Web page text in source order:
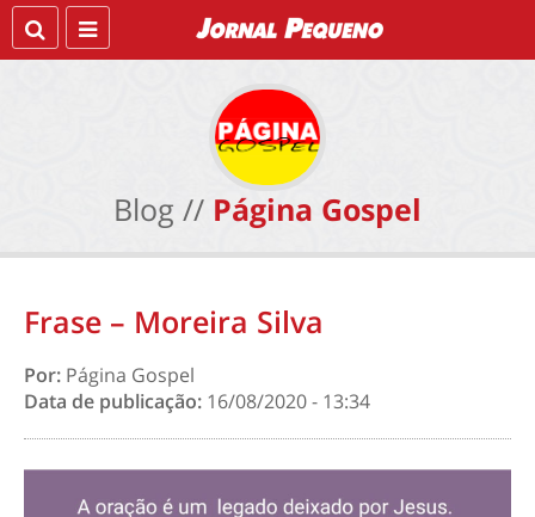
Blog // Página Gospel
Frase – Moreira Silva
Por: Página Gospel
Data de publicação: 16/08/2020 - 13:34